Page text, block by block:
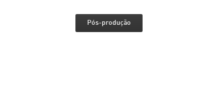
Pós-produção